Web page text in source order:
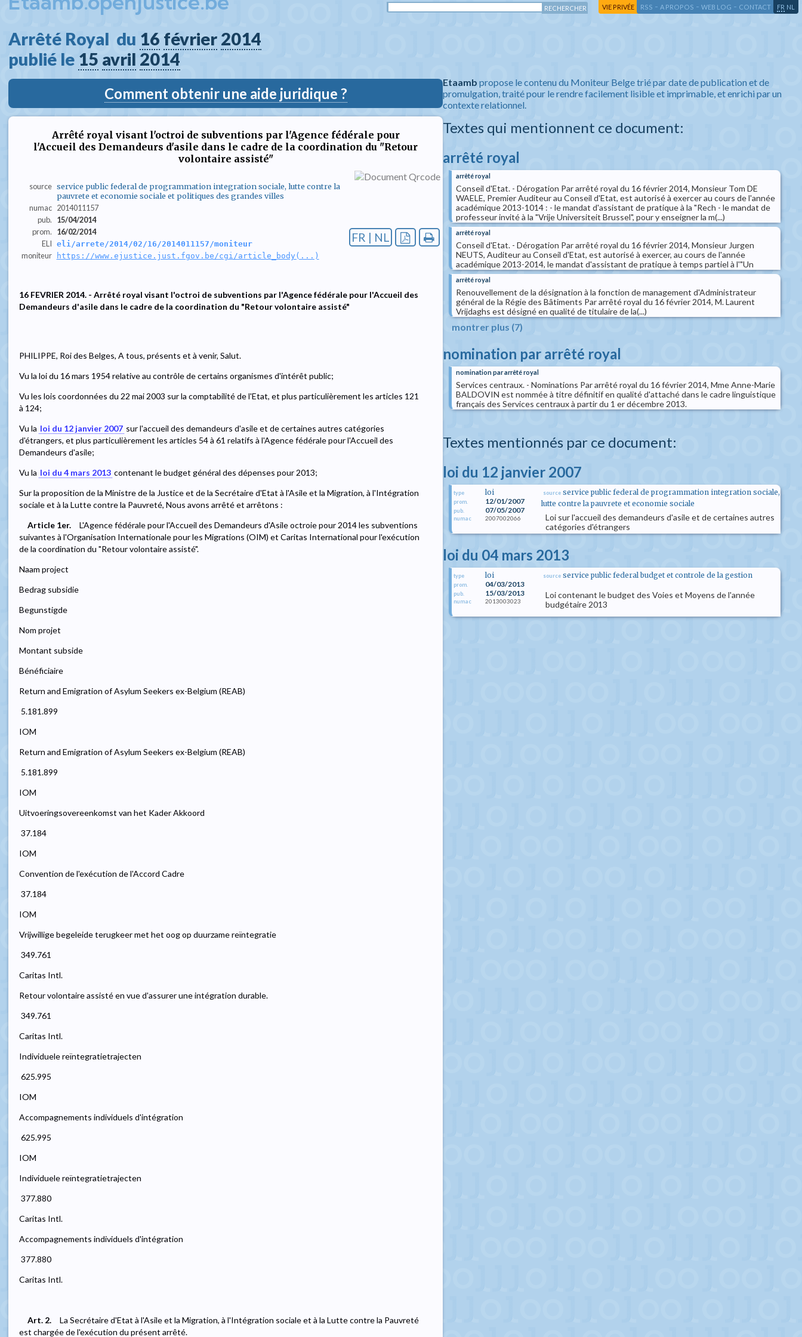
VIE PRIVÉE RSS - A PROPOS - WEB LOG - CONTACT FR NL
Arrêté Royal  du 16 février 2014
publié le 15 avril 2014
Comment obtenir une aide juridique ?
Arrêté royal visant l'octroi de subventions par l'Agence fédérale pour
l'Accueil des Demandeurs d'asile dans le cadre de la coordination du "Retour
volontaire assisté"
source service public federal de programmation integration sociale, lutte contre la
pauvrete et economie sociale et politiques des grandes villes
numac 2014011157
pub.
15/04/2014
prom.
16/02/2014
ELI eli/arrete/2014/02/16/2014011157/moniteur
moniteur https://www.ejustice.just.fgov.be/cgi/article_body(...)
FR | NL
16 FEVRIER 2014. - Arrêté royal visant l'octroi de subventions par l'Agence fédérale pour l'Accueil des
Demandeurs d'asile dans le cadre de la coordination du "Retour volontaire assisté"
PHILIPPE, Roi des Belges, A tous, présents et à venir, Salut.
Vu la loi du 16 mars 1954 relative au contrôle de certains organismes d'intérêt public;
Vu les lois coordonnées du 22 mai 2003 sur la comptabilité de l'Etat, et plus particulièrement les articles 121
à 124;
Vu la loi du 12 janvier 2007 sur l'accueil des demandeurs d'asile et de certaines autres catégories
d'étrangers, et plus particulièrement les articles 54 à 61 relatifs à l'Agence fédérale pour l'Accueil des
Demandeurs d'asile;
Vu la loi du 4 mars 2013 contenant le budget général des dépenses pour 2013;
Sur la proposition de la Ministre de la Justice et de la Secrétaire d'Etat à l'Asile et la Migration, à l'Intégration
sociale et à la Lutte contre la Pauvreté, Nous avons arrêté et arrêtons :
Article 1er.
L'Agence fédérale pour l'Accueil des Demandeurs d'Asile octroie pour 2014 les subventions
suivantes à l'Organisation Internationale pour les Migrations (OIM) et Caritas International pour l'exécution
de la coordination du "Retour volontaire assisté".
Naam project
Bedrag subsidie
Begunstigde
Nom projet
Montant subside
Bénéficiaire
Return and Emigration of Asylum Seekers ex-Belgium (REAB)
 5.181.899
IOM
Return and Emigration of Asylum Seekers ex-Belgium (REAB)
 5.181.899
IOM
Uitvoeringsovereenkomst van het Kader Akkoord
 37.184
IOM
Convention de l'exécution de l'Accord Cadre
 37.184
IOM
Vrijwillige begeleide terugkeer met het oog op duurzame reïntegratie
 349.761
Caritas Intl.
Retour volontaire assisté en vue d'assurer une intégration durable.
 349.761
Caritas Intl.
Individuele reïntegratietrajecten
 625.995
IOM
Accompagnements individuels d'intégration
 625.995
IOM
Individuele reïntegratietrajecten
 377.880
Caritas Intl.
Accompagnements individuels d'intégration
 377.880
Caritas Intl.
Art. 2.
La Secrétaire d'Etat à l'Asile et la Migration, à l'Intégration sociale et à la Lutte contre la Pauvreté
est chargée de l'exécution du présent arrêté.
Etaamb propose le contenu du Moniteur Belge trié par date de publication et de
promulgation, traité pour le rendre facilement lisible et imprimable, et enrichi par un
contexte relationnel.
Textes qui mentionnent ce document:
arrêté royal
arrêté royal
Conseil d'Etat. - Dérogation Par arrêté royal du 16 février 2014, Monsieur Tom DE
WAELE, Premier Auditeur au Conseil d'Etat, est autorisé à exercer au cours de l'année
académique 2013-1014 : - le mandat d'assistant de pratique à la "Rech - le mandat de
professeur invité à la "Vrije Universiteit Brussel", pour y enseigner la m(...)
arrêté royal
Conseil d'Etat. - Dérogation Par arrêté royal du 16 février 2014, Monsieur Jurgen
NEUTS, Auditeur au Conseil d'Etat, est autorisé à exercer, au cours de l'année
académique 2013-2014, le mandat d'assistant de pratique à temps partiel à l'"Un
arrêté royal
Renouvellement de la désignation à la fonction de management d'Administrateur
général de la Régie des Bâtiments Par arrêté royal du 16 février 2014, M. Laurent
Vrijdaghs est désigné en qualité de titulaire de la(...)
montrer plus (7)
nomination par arrêté royal
nomination par arrêté royal
Services centraux. - Nominations Par arrêté royal du 16 février 2014, Mme Anne-Marie
BALDOVIN est nommée à titre définitif en qualité d'attaché dans le cadre linguistique
français des Services centraux à partir du 1 er décembre 2013.
Textes mentionnés par ce document:
loi du 12 janvier 2007
type loi
prom. 12/01/2007
pub. 07/05/2007
numac 2007002066
source service public federal de programmation integration sociale,
lutte contre la pauvrete et economie sociale
Loi sur l'accueil des demandeurs d'asile et de certaines autres
catégories d'étrangers
loi du 04 mars 2013
type loi
prom. 04/03/2013
pub. 15/03/2013
numac 2013003023
source service public federal budget et controle de la gestion
Loi contenant le budget des Voies et Moyens de l'année
budgétaire 2013